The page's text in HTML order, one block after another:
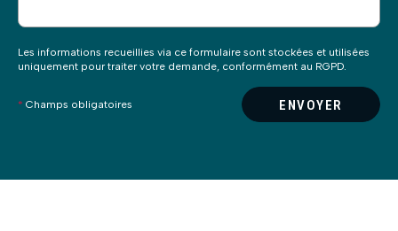
Les informations recueillies via ce formulaire sont stockées et utilisées
uniquement pour traiter votre demande, conformément au RGPD.
* Champs obligatoires ENVOYER